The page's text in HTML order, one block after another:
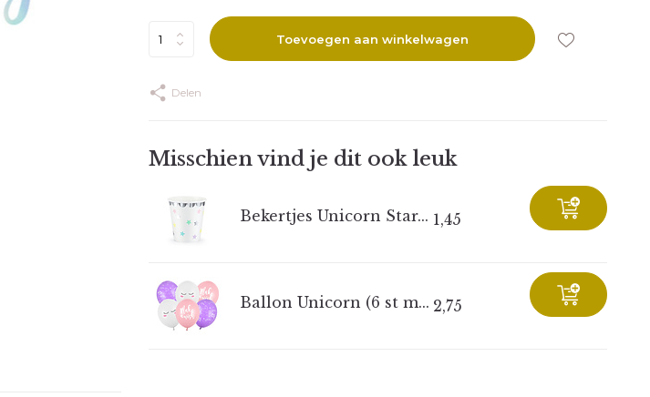
Toevoegen aan winkelwagen
Delen
Misschien vind je dit ook leuk
Bekertjes Unicorn Star... 1,45
Ballon Unicorn (6 st m... 2,75